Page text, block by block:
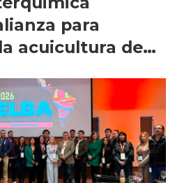
para
acuicultura de